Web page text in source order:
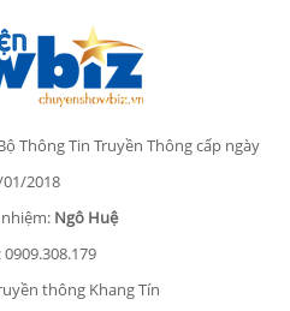
Thông Tin Truyền Thông cấp ngày
01/2018
Ngô Huệ
thông Khang Tín